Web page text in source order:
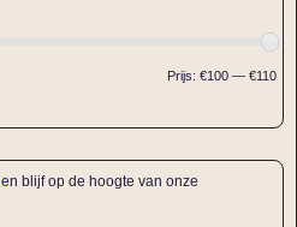
Prijs: €100 — €110
en blijf op de hoogte van onze